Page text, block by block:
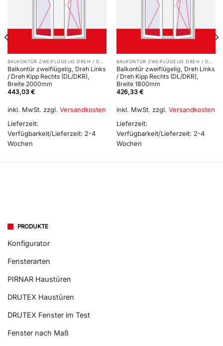
Balkontür zweiflügelig, Dreh Links
/ Dreh Kipp Rechts (DL/DKR),
Breite 2000mm
443,03 €
inkl. MwSt. zzgl. Versandkosten
Lieferzeit:
Verfügbarkeit/Lieferzeit: 2-4
Wochen
Balkontür zweiflügelig, Dreh Links
/ Dreh Kipp Rechts (DL/DKR),
Breite 1800mm
426,33 €
inkl. MwSt. zzgl. Versandkosten
Lieferzeit:
Verfügbarkeit/Lieferzeit: 2-4
Wochen
PRODUKTE
Konfigurator
Fensterarten
PIRNAR Haustüren
DRUTEX Haustüren
DRUTEX Fenster im Test
Fenster nach Maß